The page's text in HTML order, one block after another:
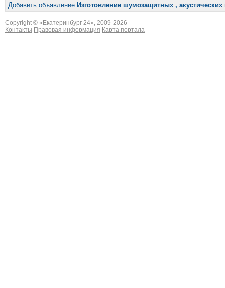
Добавить объявление Изготовление шумозащитных ,
Copyright © « Екатеринбург 24», 2009-2026
Контакты Правовая информация Карта портала